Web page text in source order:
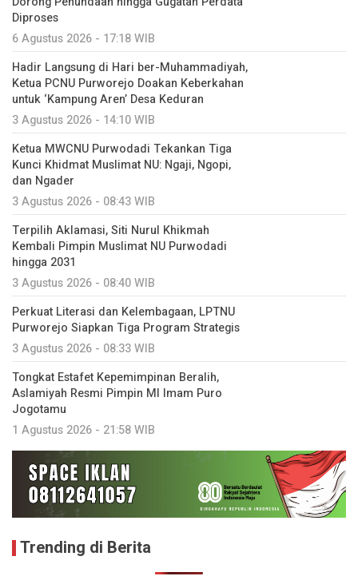
Diproses
6 Agustus 2026 - 17:18 WIB
Hadir Langsung di Hari ber-Muhammadiyah,
Ketua PCNU Purworejo Doakan Keberkahan
untuk ‘Kampung Aren’ Desa Keduran
3 Agustus 2026 - 14:10 WIB
Ketua MWCNU Purwodadi Tekankan Tiga
Kunci Khidmat Muslimat NU: Ngaji, Ngopi,
dan Ngader
3 Agustus 2026 - 08:43 WIB
Terpilih Aklamasi, Siti Nurul Khikmah
Kembali Pimpin Muslimat NU Purwodadi
hingga 2031
3 Agustus 2026 - 08:40 WIB
Perkuat Literasi dan Kelembagaan, LPTNU
Purworejo Siapkan Tiga Program Strategis
3 Agustus 2026 - 08:33 WIB
Tongkat Estafet Kepemimpinan Beralih,
Aslamiyah Resmi Pimpin MI Imam Puro
Jogotamu
1 Agustus 2026 - 21:58 WIB
Trending di Berita